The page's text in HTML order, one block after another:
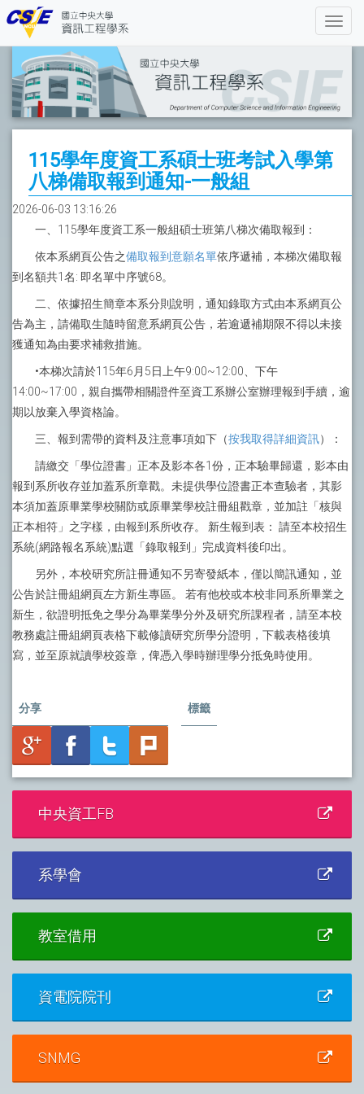
115學年度資工系碩士班考試入學第
八梯備取報到通知-一般組
2026-06-03 13:16:26
一、115學年度資工系一般組碩士班第八梯次備取報到：
依本系網頁公告之備取報到意願名單依序遞補，本梯次備取報
到名額共1名: 即名單中序號68。
二、依據招生簡章本系分則說明，通知錄取方式由本系網頁公
告為主，請備取生隨時留意系網頁公告，若逾遞補期限不得以未接
獲通知為由要求補救措施。
•本梯次請於115年6月5日上午9:00~12:00、下午
14:00~17:00，親自攜帶相關證件至資工系辦公室辦理報到手續，逾
期以放棄入學資格論。
三、報到需帶的資料及注意事項如下（按我取得詳細資訊）：
請繳交「學位證書」正本及影本各1份，正本驗畢歸還，影本由
報到系所收存並加蓋系所章戳。未提供學位證書正本查驗者，其影
本須加蓋原畢業學校關防或原畢業學校註冊組戳章，並加註「核與
正本相符」之字樣，由報到系所收存。 新生報到表： 請至本校招生
系統(網路報名系統)點選「錄取報到」完成資料後印出。
另外，本校研究所註冊通知不另寄發紙本，僅以簡訊通知，並
公告於註冊組網頁左方新生專區。 若有他校或本校非同系所畢業之
新生，欲證明抵免之學分為畢業學分外及研究所課程者，請至本校
教務處註冊組網頁表格下載修讀研究所學分證明，下載表格後填
寫，並至原就讀學校簽章，俾憑入學時辦理學分抵免時使用。
分享 標籤
中央資工FB
系學會
教室借用
資電院院刊
SNMG